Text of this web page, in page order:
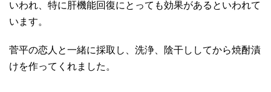
いわれ、特に肝機能回復にとっても効果があるといわれて
います。
菅平の恋人と一緒に採取し、洗浄、陰干ししてから焼酎漬
けを作ってくれました。